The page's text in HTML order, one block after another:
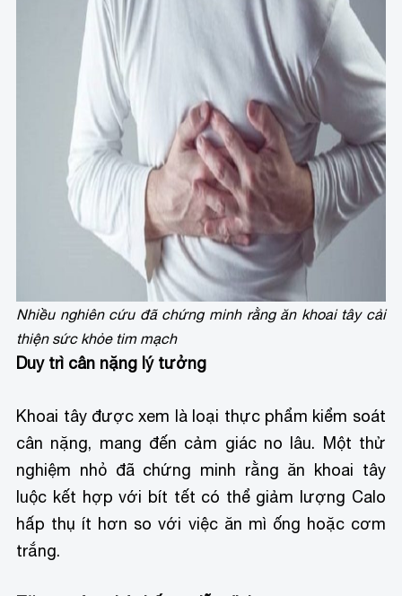
Nhiều nghiên cứu đã chứng minh rằng ăn khoai tây cải
thiện sức khỏe tim mạch
Duy trì cân nặng lý tưởng
Khoai tây được xem là loại thực phẩm kiểm soát
cân nặng, mang đến cảm giác no lâu. Một thử
nghiệm nhỏ đã chứng minh rằng ăn khoai tây
luộc kết hợp với bít tết có thể giảm lượng Calo
hấp thụ ít hơn so với việc ăn mì ống hoặc cơm
trắng.